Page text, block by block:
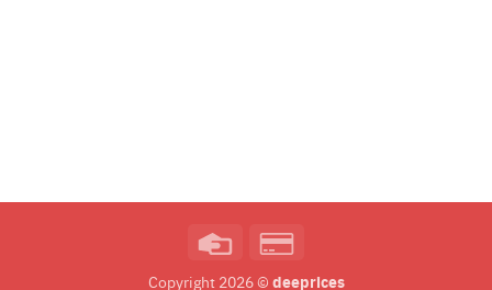
Credit
Copyright 2026 © deeprices